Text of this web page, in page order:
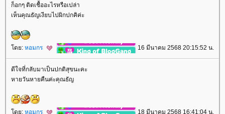
ก็อกๆ ติดเชื้ออะไรหรือเปล่า
เห็นคุณธัญเงียบไปผิกปกคิค่ะ
ดย: หอมกร 16 มีนาคม 2568 20:15:52 น.
ดีใจที่กลับมาเป็นปกติสุขนะคะ
หายวันหายคืนค่ะคุณธัญ
ดย: หอมกร 18 มีนาคม 2568 16:41:04 น.